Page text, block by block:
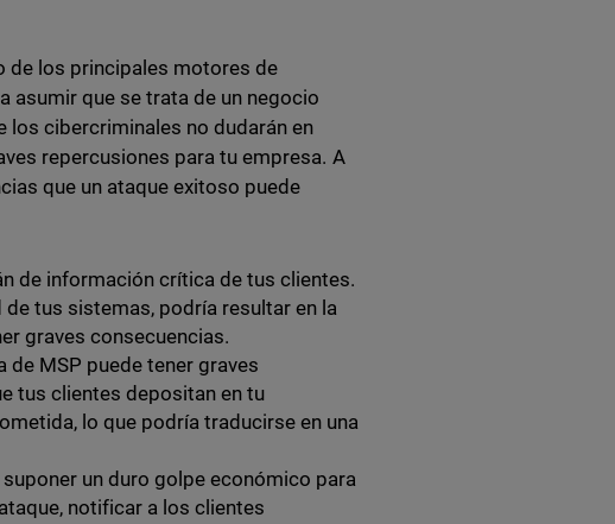
de los principales motores de
asumir que se trata de un negocio
los cibercriminales no dudarán en
repercusiones para tu empresa. A
que un ataque exitoso puede
de información crítica de tus clientes.
tus sistemas, podría resultar en la
graves consecuencias.
de MSP puede tener graves
tus clientes depositan en tu
lo que podría traducirse en una
un duro golpe económico para
notificar a los clientes